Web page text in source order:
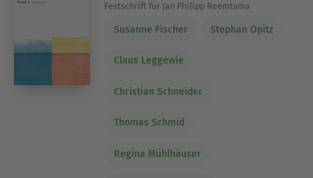
Festschrift für Jan Philipp Reemtsma
Susanne Fischer Stephan Opitz
Claus Leggewie
Christian Schneider
Thomas Schmid
Regina Mühlhäuser